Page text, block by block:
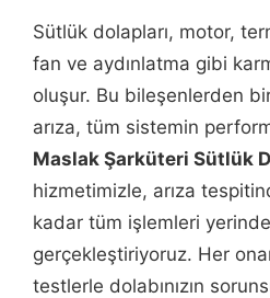
Sütlük dolapları, motor,
fan ve aydınlatma gibi
oluşur. Bu bileşenlerden
arıza, tüm sistemin
Maslak Şarküteri Sütlük
hizmetimizle, arıza
kadar tüm işlemleri
gerçekleştiriyoruz. Her
testlerle dolabınızın